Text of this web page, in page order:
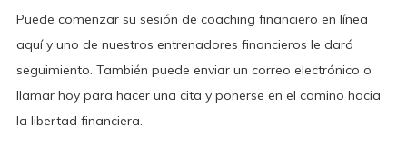
Puede comenzar su sesión de coaching financiero en línea
aquí y uno de nuestros entrenadores financieros le dará
seguimiento. También puede enviar un correo electrónico o
llamar hoy para hacer una cita y ponerse en el camino hacia
la libertad financiera.